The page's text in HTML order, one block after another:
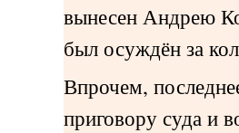
вынесен Андрею
был осуждён за
Впрочем,
приговору суда и